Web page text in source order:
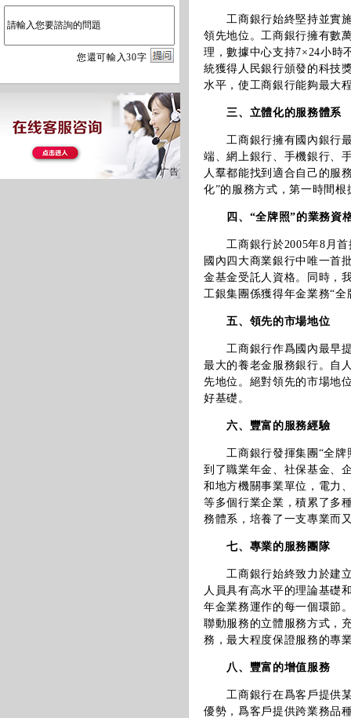
您還可輸入30字
工商銀行始終堅持並實施“
領先地位。工商銀行擁有數
理，數據中心支持7×24小時
統獲得人民銀行頒發的科技
水平，使工商銀行能夠最大
三、立體化的服務體系
工商銀行擁有國內銀行
端、網上銀行、手機銀行、
人羣都能找到適合自己的服
化”的服務方式，第一時間
四、“全牌照”的業務資
工商銀行於2005年8月
國內四大商業銀行中唯一首
金基金受託人資格。同時，
工銀集團係獲得年金業務“
五、領先的市場地位
工商銀行作爲國內最早
最大的養老金服務銀行。自
先地位。絕對領先的市場地
好基礎。
六、豐富的服務經驗
工商銀行發揮集團“全
到了職業年金、社保基金、
和地方機關事業單位，電力
等多個行業企業，積累了多
務體系，培養了一支專業而
七、專業的服務團隊
工商銀行始終致力於建
人員具有高水平的理論基礎
年金業務運作的每一個環節
聯動服務的立體服務方式，
務，最大程度保證服務的專
八、豐富的增值服務
工商銀行在爲客戶提供
優勢，爲客戶提供跨業務品